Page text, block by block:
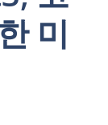
미